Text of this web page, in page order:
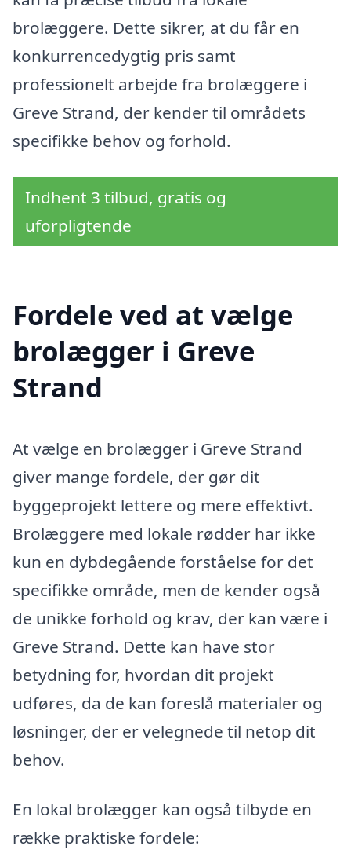
brolæggere. Dette sikrer, at du får en
konkurrencedygtig pris samt
professionelt arbejde fra brolæggere i
Greve Strand, der kender til områdets
specifikke behov og forhold.
Indhent 3 tilbud, gratis og
uforpligtende
Fordele ved at vælge
brolægger i Greve
Strand
At vælge en brolægger i Greve Strand
giver mange fordele, der gør dit
byggeprojekt lettere og mere effektivt.
Brolæggere med lokale rødder har ikke
kun en dybdegående forståelse for det
specifikke område, men de kender også
de unikke forhold og krav, der kan være i
Greve Strand. Dette kan have stor
betydning for, hvordan dit projekt
udføres, da de kan foreslå materialer og
løsninger, der er velegnede til netop dit
behov.
En lokal brolægger kan også tilbyde en
række praktiske fordele: